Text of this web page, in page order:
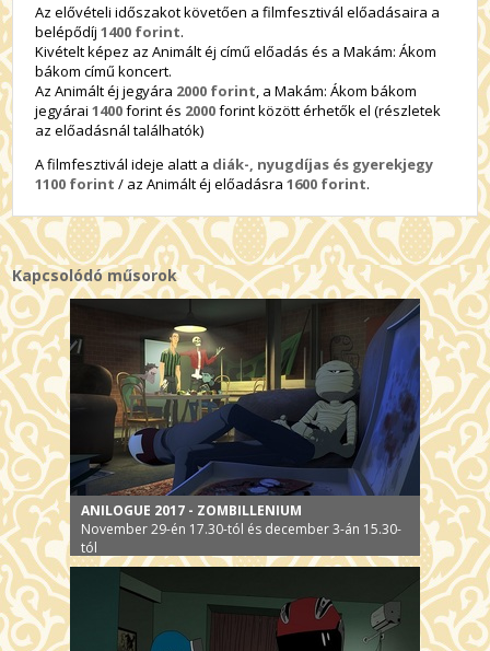
Az elővételi időszakot követően a filmfesztivál előadásaira a
belépődíj1400 forint.
Kivételt képez az Animált éj című előadás és a Makám: Ákom
bákom című koncert.
Az Animált éj jegyára 2000 forint, a Makám: Ákom bákom
jegyárai1400forint és 2000forint között érhetők el (részletek
az előadásnál találhatók)
A filmfesztivál ideje alatt a diák-, nyugdíjas és gyerekjegy
1100 forint / az Animált éj előadásra1600 forint.
Kapcsolódó műsorok
ANILOGUE 2017 - ZOMBILLENIUM
November 29-én 17.30-tól és december 3-án 15.30-
tól